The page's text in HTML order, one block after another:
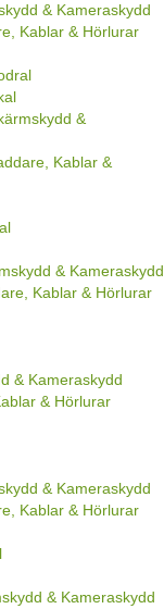
& Kameraskydd
Kablar & Hörlurar
&
Kablar &
& Kameraskydd
Kablar & Hörlurar
& Kameraskydd
& Hörlurar
& Kameraskydd
Kablar & Hörlurar
& Kameraskydd